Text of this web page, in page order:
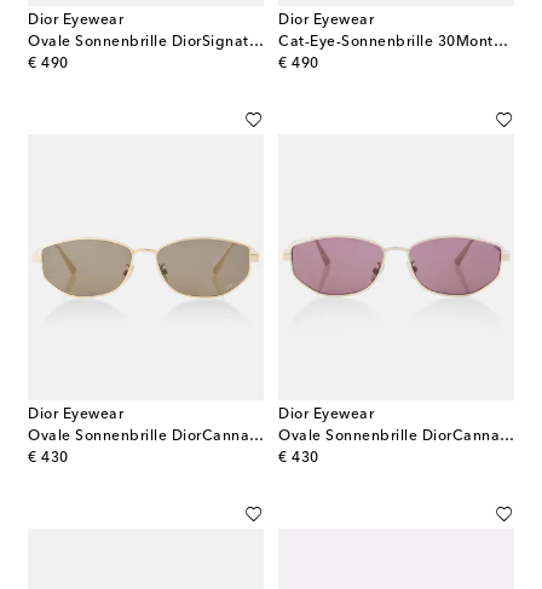
Dior Eyewear
Ovale Sonnenbrille DiorSignature B8U
€ 490
original price
Dior Eyewear
Cat-Eye-Sonnenbrille 30Montaigne B6I
€ 490
original price
Dior Eyewear
Ovale Sonnenbrille DiorCannage B1U
€ 430
original price
Dior Eyewear
Ovale Sonnenbrille DiorCannage B1U
€ 430
original price